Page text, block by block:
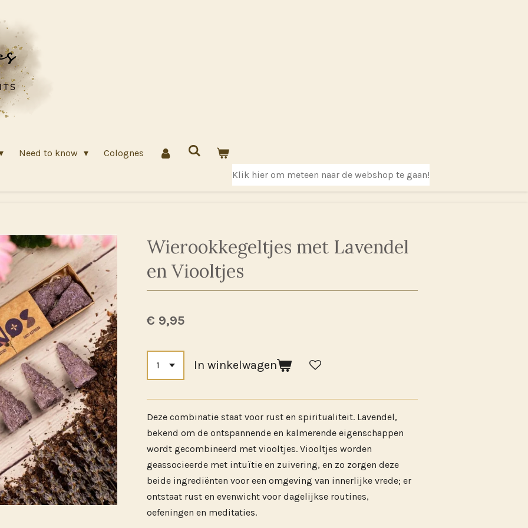
Need to know
Colognes
Klik hier om meteen naar de webshop te gaan!
Wierookkegeltjes met Lavendel
en Viooltjes
€ 9,95
In winkelwagen
Deze combinatie staat voor rust en spiritualiteit. Lavendel,
bekend om de ontspannende en kalmerende eigenschappen
wordt gecombineerd met viooltjes. Viooltjes worden
geassocieerde met intuïtie en zuivering, en zo zorgen deze
beide ingrediënten voor een omgeving van innerlijke vrede; er
ontstaat rust en evenwicht voor dagelijkse routines,
oefeningen en meditaties.